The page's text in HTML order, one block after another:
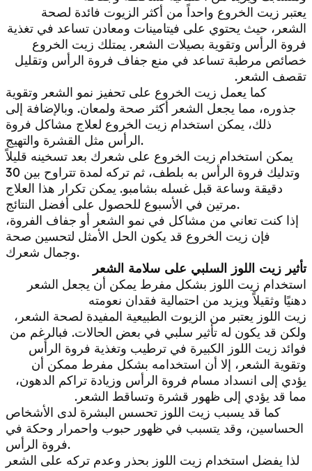
يعتبر زيت الخروع واحداً من أكثر الزيوت فائدة لصحة
الشعر، حيث يحتوي على فيتامينات ومعادن تساعد في تغذية
فروة الرأس وتقوية بصيلات الشعر. يمتلك زيت الخروع
خصائص مرطبة تساعد في منع جفاف فروة الرأس وتقليل
تقصف الشعر.
كما يعمل زيت الخروع على تحفيز نمو الشعر وتقوية
جذوره، مما يجعل الشعر أكثر صحة ولمعان. وبالإضافة إلى
ذلك، يمكن استخدام زيت الخروع لعلاج مشاكل فروة
الرأس مثل القشرة والتهيج.
يمكن استخدام زيت الخروع على شعرك بعد تسخينه قليلاً
وتدليك فروة الرأس به بلطف، ثم تركه لمدة تتراوح بين 30
دقيقة وساعة قبل غسله بشامبو. يمكن تكرار هذا العلاج
مرتين في الأسبوع للحصول على أفضل النتائج.
إذا كنت تعاني من مشاكل في نمو الشعر أو جفاف الفروة،
فإن زيت الخروع قد يكون الحل الأمثل لتحسين صحة
وجمال شعرك.
تأثير زيت اللوز السلبي على سلامة الشعر
استخدام زيت اللوز بشكل مفرط يمكن أن يجعل الشعر
دهنيًا وثقيلاً ويزيد من احتمالية فقدان نعومته
زيت اللوز يعتبر من الزيوت الطبيعية المفيدة لصحة الشعر،
ولكن قد يكون له تأثير سلبي في بعض الحالات. فبالرغم من
فوائد زيت اللوز الكبيرة في ترطيب وتغذية فروة الرأس
وتقوية الشعر، إلا أن استخدامه بشكل مفرط ممكن أن
يؤدي إلى انسداد مسام فروة الرأس وزيادة تراكم الدهون،
مما قد يؤدي إلى ظهور قشرة وتساقط الشعر.
كما قد يسبب زيت اللوز تحسس البشرة لدى الأشخاص
الحساسين، وقد يتسبب في ظهور حبوب واحمرار وحكة في
فروة الرأس.
لذا يفضل استخدام زيت اللوز بحذر وعدم تركه على الشعر